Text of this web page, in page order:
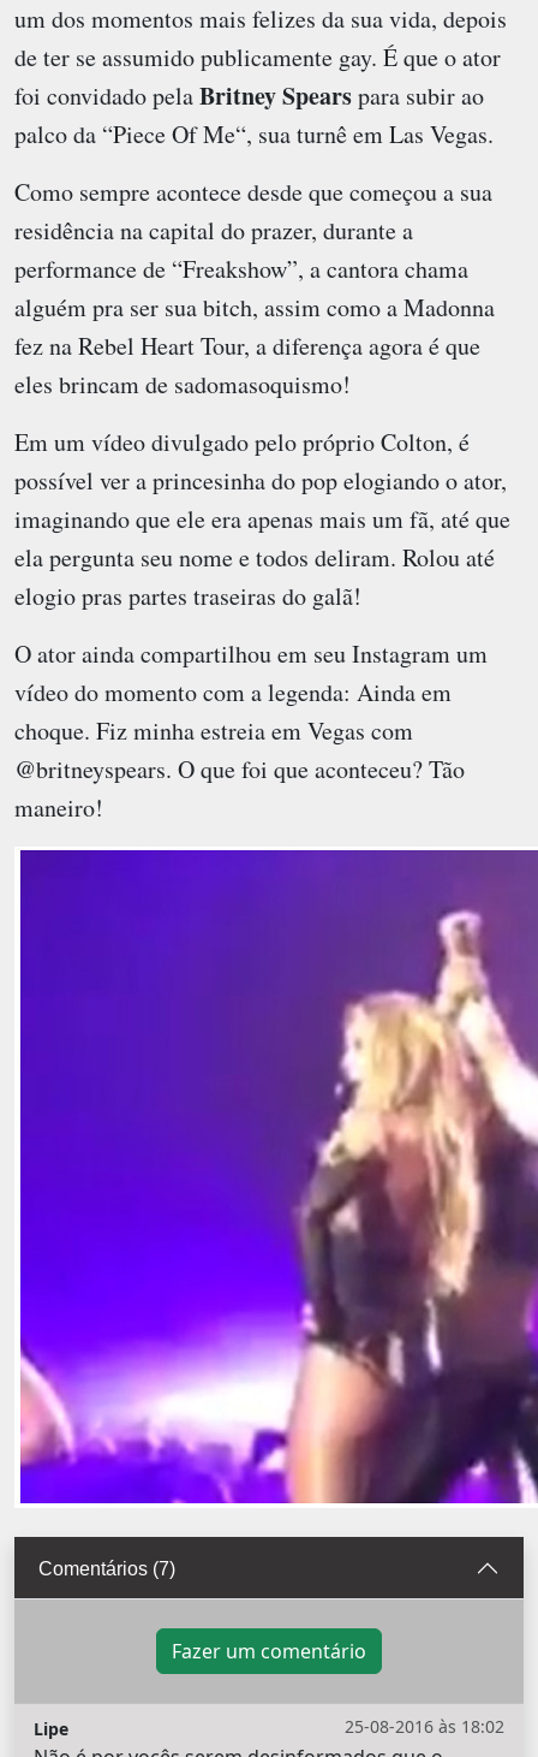
um dos momentos mais felizes da sua vida, depois
de ter se assumido publicamente gay. É que o ator
foi convidado pelaBritney Spearspara subir ao
palco da “Piece Of Me“, sua turnê em Las Vegas.
Como sempre acontece desde que começou a sua
residência na capital do prazer, durante a
performance de “Freakshow”, a cantora chama
alguém pra ser sua bitch, assim como a Madonna
fez na Rebel Heart Tour, a diferença agora é que
eles brincam de sadomasoquismo!
Em um vídeo divulgado pelo próprio Colton, é
possível ver a princesinha do pop elogiando o ator,
imaginando que ele era apenas mais um fã, até que
ela pergunta seu nome e todos deliram. Rolou até
elogio pras partes traseiras do galã!
O ator ainda compartilhou em seu Instagram um
vídeo do momento com a legenda: Ainda em
choque. Fiz minha estreia em Vegas com
@britneyspears. O que foi que aconteceu? Tão
maneiro!
Comentários (7)
Fazer um comentário
25-08-2016 às 18:02
Lipe